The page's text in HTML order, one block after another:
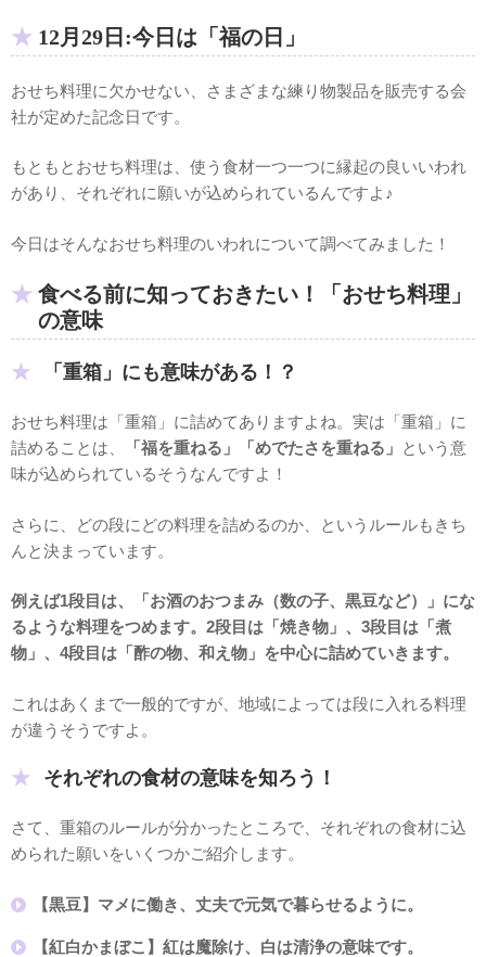
12月29日:今日は「福の日」
おせち料理に欠かせない、さまざまな練り物製品を販売する会
社が定めた記念日です。
もともとおせち料理は、使う食材一つ一つに縁起の良いいわれ
があり、それぞれに願いが込められているんですよ♪
今日はそんなおせち料理のいわれについて調べてみました！
食べる前に知っておきたい！「おせち料理」
の意味
「重箱」にも意味がある！？
おせち料理は「重箱」に詰めてありますよね。実は「重箱」に
詰めることは、
「福を重ねる」「めでたさを重ねる」 という意
味が込められているそうなんですよ！
さらに、どの段にどの料理を詰めるのか、というルールもきち
んと決まっています。
例えば1段目は、「お酒のおつまみ（数の子、黒豆など）」にな
るような料理をつめます。2段目は「焼き物」、3段目は「煮
物」、4段目は「酢の物、和え物」を中心に詰めていきます。
これはあくまで一般的ですが、地域によっては段に入れる料理
が違うそうですよ。
それぞれの食材の意味を知ろう！
さて、重箱のルールが分かったところで、それぞれの食材に込
められた願いをいくつかご紹介します。
【黒豆】マメに働き、丈夫で元気で暮らせるように。
【紅白かまぼこ】紅は魔除け、白は清浄の意味です。